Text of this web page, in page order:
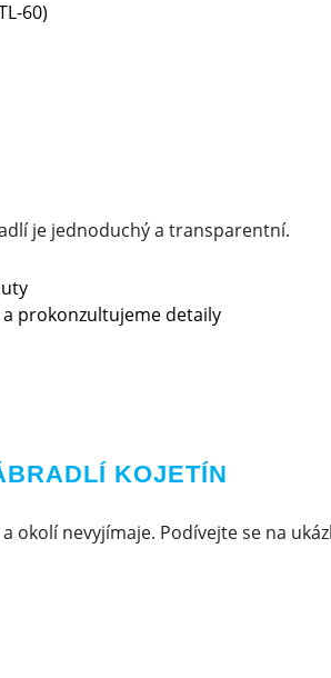
60)
je jednoduchý a transparentní.
prokonzultujeme detaily
KOJETÍN
okolí nevyjímaje. Podívejte se na